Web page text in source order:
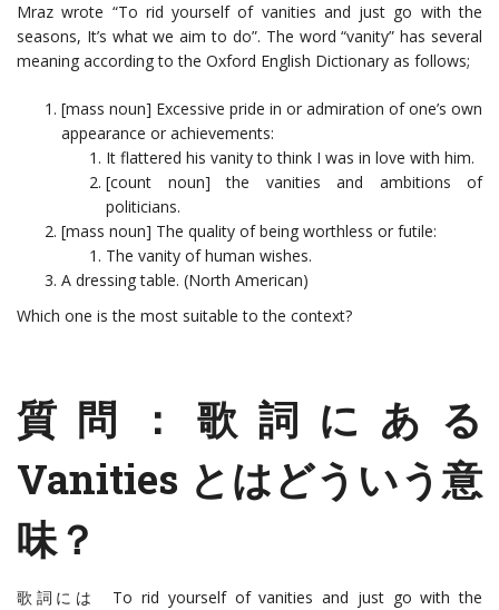
Mraz wrote “To rid yourself of vanities and just go with the
seasons, It’s what we aim to do”. The word “vanity” has several
meaning according to the Oxford English Dictionary as follows;
[mass noun] Excessive pride in or admiration of one’s own
appearance or achievements:
It flattered his vanity to think I was in love with him.
[count noun] the vanities and ambitions of
politicians.
[mass noun] The quality of being worthless or futile:
The vanity of human wishes.
A dressing table. (North American)
Which one is the most suitable to the context?
質問：歌詞にある
Vanities とはどういう意
味？
歌詞には To rid yourself of vanities and just go with the